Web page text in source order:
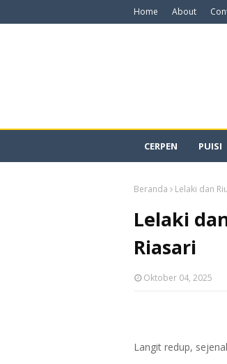
Home About
CERPEN PUISI
Beranda Lelaki dan
Lelaki
Riasari
Oktober 04, 2025
Langit redup,